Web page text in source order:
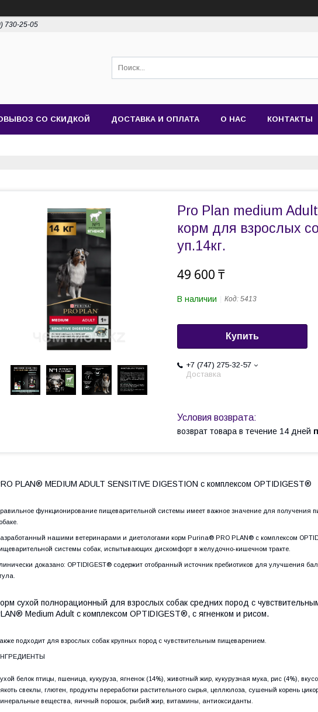
730-25-05
СО СКИДКОЙ ДОСТАВКА И ОПЛАТА О НАС КОНТАКТЫ
Pro Plan medium
корм для взрослых
уп.14кг.
49 600 ₸
В наличии Код: 5413
Купить
+7 (747) 275-32-57
Доставка
возврат товара в течение 14 дней
PLAN® MEDIUM ADULT SENSITIVE DIGESTION с комплексом OPTIDIGEST®
функционирование пищеварительной системы имеет важное значение для получения
нашими ветеринарами и диетологами корм Purina® PRO PLAN® с комплексом
системы собак, испытывающих дискомфорт в желудочно-кишечном тракте.
доказано: OPTIDIGEST® содержит отобранный источник пребиотиков для улучшения
сухой полнорационный для взрослых собак средних пород с
Medium Adult с комплексом OPTIDIGEST®, с ягненком и рисом.
подходит для взрослых собак крупных пород с чувствительным пищеварением.
белок птицы, пшеница, кукуруза, ягненок (14%), животный жир, кукурузная мука, рис (4%),
свеклы, глютен, продукты переработки растительного сырья, целлюлоза, сушеный корень
вещества, яичный порошок, рыбий жир, витамины, антиоксиданты.